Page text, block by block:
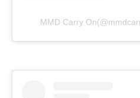
MMD Carry